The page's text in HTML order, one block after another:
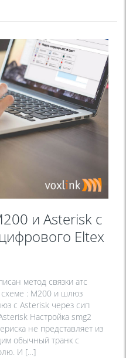
и Asterisk с
Eltex
метод связки атс
: М200 и шлюз
с Asterisk через сип
Настройка smg2
не представляет из
обычный транк с
И […]